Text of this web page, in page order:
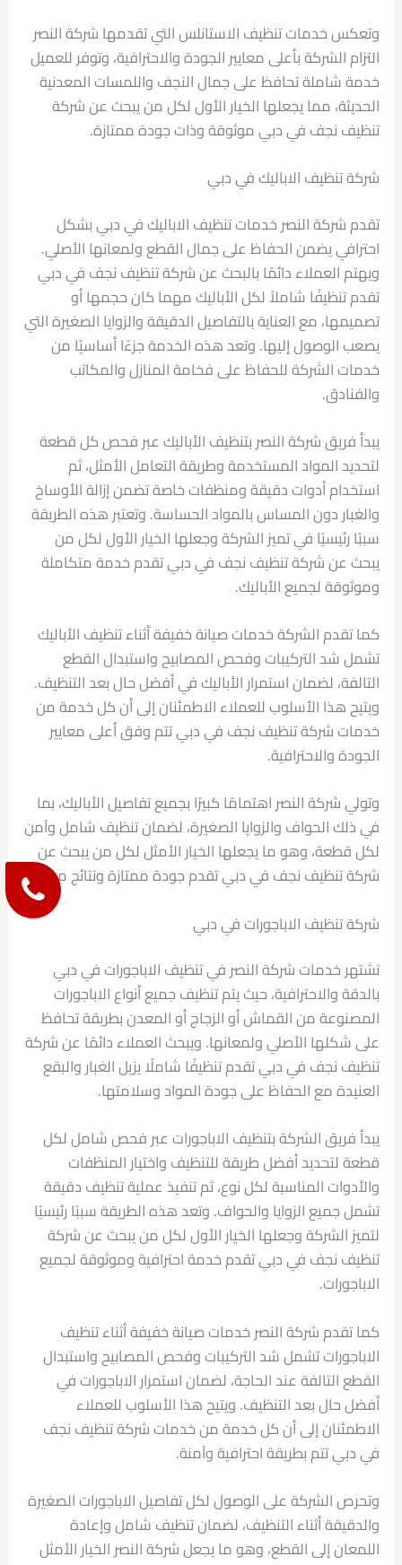
وتعكس خدمات تنظيف الاستانلس التي تقدمها شركة النصر
التزام الشركة بأعلى معايير الجودة والاحترافية، وتوفر للعميل
خدمة شاملة تحافظ على جمال النجف واللمسات المعدنية
الحديثة، مما يجعلها الخيار الأول لكل من يبحث عن شركة
تنظيف نجف في دبي موثوقة وذات جودة ممتازة.
شركة تنظيف الاباليك في دبي
تقدم شركة النصر خدمات تنظيف الاباليك في دبي بشكل
احترافي يضمن الحفاظ على جمال القطع ولمعانها الأصلي.
ويهتم العملاء دائمًا بالبحث عن شركة تنظيف نجف في دبي
تقدم تنظيفًا شاملاً لكل الأباليك مهما كان حجمها أو
تصميمها، مع العناية بالتفاصيل الدقيقة والزوايا الصغيرة التي
يصعب الوصول إليها. وتعد هذه الخدمة جزءًا أساسيًا من
خدمات الشركة للحفاظ على فخامة المنازل والمكاتب
والفنادق.
يبدأ فريق شركة النصر بتنظيف الأباليك عبر فحص كل قطعة
لتحديد المواد المستخدمة وطريقة التعامل الأمثل، ثم
استخدام أدوات دقيقة ومنظفات خاصة تضمن إزالة الأوساخ
والغبار دون المساس بالمواد الحساسة. وتعتبر هذه الطريقة
سببًا رئيسيًا في تميز الشركة وجعلها الخيار الأول لكل من
يبحث عن شركة تنظيف نجف في دبي تقدم خدمة متكاملة
وموثوقة لجميع الأباليك.
كما تقدم الشركة خدمات صيانة خفيفة أثناء تنظيف الأباليك
تشمل شد التركيبات وفحص المصابيح واستبدال القطع
التالفة، لضمان استمرار الأباليك في أفضل حال بعد التنظيف.
ويتيح هذا الأسلوب للعملاء الاطمئنان إلى أن كل خدمة من
خدمات شركة تنظيف نجف في دبي تتم وفق أعلى معايير
الجودة والاحترافية.
وتولي شركة النصر اهتمامًا كبيرًا بجميع تفاصيل الأباليك، بما
في ذلك الحواف والزوايا الصغيرة، لضمان تنظيف شامل وآمن
لكل قطعة، وهو ما يجعلها الخيار الأمثل لكل من يبحث عن
شركة تنظيف نجف في دبي تقدم جودة ممتازة ونتائج مبهرة.
شركة تنظيف الاباجورات في دبي
تشتهر خدمات شركة النصر في تنظيف الاباجورات في دبي
بالدقة والاحترافية، حيث يتم تنظيف جميع أنواع الاباجورات
المصنوعة من القماش أو الزجاج أو المعدن بطريقة تحافظ
على شكلها الأصلي ولمعانها. ويبحث العملاء دائمًا عن شركة
تنظيف نجف في دبي تقدم تنظيفًا شاملًا يزيل الغبار والبقع
العنيدة مع الحفاظ على جودة المواد وسلامتها.
يبدأ فريق الشركة بتنظيف الاباجورات عبر فحص شامل لكل
قطعة لتحديد أفضل طريقة للتنظيف واختيار المنظفات
والأدوات المناسبة لكل نوع، ثم تنفيذ عملية تنظيف دقيقة
تشمل جميع الزوايا والحواف. وتعد هذه الطريقة سببًا رئيسيًا
لتميز الشركة وجعلها الخيار الأول لكل من يبحث عن شركة
تنظيف نجف في دبي تقدم خدمة احترافية وموثوقة لجميع
الاباجورات.
كما تقدم شركة النصر خدمات صيانة خفيفة أثناء تنظيف
الاباجورات تشمل شد التركيبات وفحص المصابيح واستبدال
القطع التالفة عند الحاجة، لضمان استمرار الاباجورات في
أفضل حال بعد التنظيف. ويتيح هذا الأسلوب للعملاء
الاطمئنان إلى أن كل خدمة من خدمات شركة تنظيف نجف
في دبي تتم بطريقة احترافية وآمنة.
وتحرص الشركة على الوصول لكل تفاصيل الاباجورات الصغيرة
والدقيقة أثناء التنظيف، لضمان تنظيف شامل وإعادة
اللمعان إلى القطع، وهو ما يجعل شركة النصر الخيار الأمثل